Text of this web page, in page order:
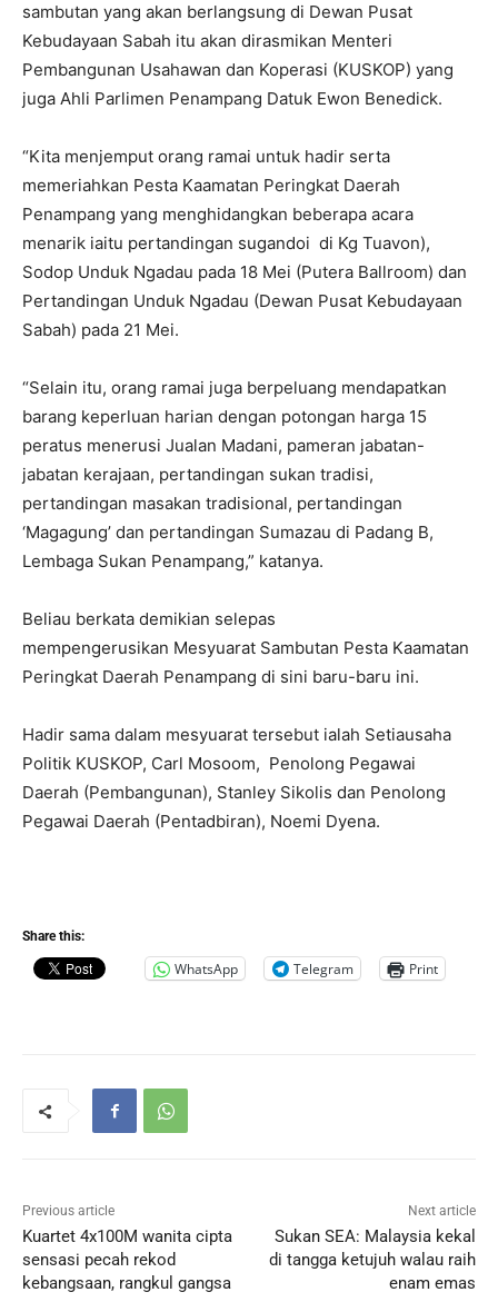
sambutan yang akan berlangsung di Dewan Pusat
Kebudayaan Sabah itu akan dirasmikan Menteri
Pembangunan Usahawan dan Koperasi (KUSKOP) yang
juga Ahli Parlimen Penampang Datuk Ewon Benedick.
“Kita menjemput orang ramai untuk hadir serta
memeriahkan Pesta Kaamatan Peringkat Daerah
Penampang yang menghidangkan beberapa acara
menarik iaitu pertandingan sugandoi di Kg Tuavon),
Sodop Unduk Ngadau pada 18 Mei (Putera Ballroom) dan
Pertandingan Unduk Ngadau (Dewan Pusat Kebudayaan
Sabah) pada 21 Mei.
“Selain itu, orang ramai juga berpeluang mendapatkan
barang keperluan harian dengan potongan harga 15
peratus menerusi Jualan Madani, pameran jabatan-
jabatan kerajaan, pertandingan sukan tradisi,
pertandingan masakan tradisional, pertandingan
‘Magagung’ dan pertandingan Sumazau di Padang B,
Lembaga Sukan Penampang,” katanya.
Beliau berkata demikian selepas
mempengerusikan Mesyuarat Sambutan Pesta Kaamatan
Peringkat Daerah Penampang di sini baru-baru ini.
Hadir sama dalam mesyuarat tersebut ialah Setiausaha
Politik KUSKOP, Carl Mosoom, Penolong Pegawai
Daerah (Pembangunan), Stanley Sikolis dan Penolong
Pegawai Daerah (Pentadbiran), Noemi Dyena.
Share this:
WhatsApp Telegram Print
Previous article
Kuartet 4x100M wanita cipta
sensasi pecah rekod
kebangsaan, rangkul gangsa
Next article
Sukan SEA: Malaysia kekal
di tangga ketujuh walau raih
enam emas